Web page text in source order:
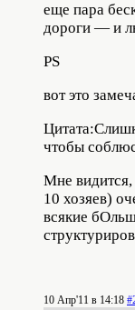
еще пара
дороги — и
PS
вот это
чтобы
Мне
10 хозяев)
всякие
10 Апр'11 в 14:18